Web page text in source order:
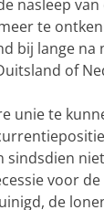
nasleep
te
bij lange na
of
unie te
sindsdien
voor
de